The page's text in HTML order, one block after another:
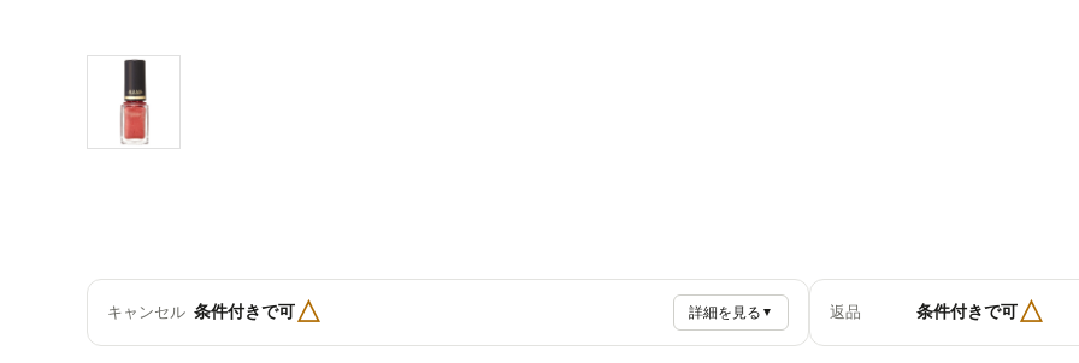
キャンセル 条件付きで可△ 詳細を見る ▼ 返品 条件付きで可△